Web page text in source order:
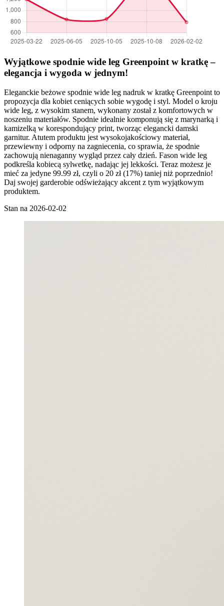
Wyjątkowe spodnie wide leg Greenpoint w kratkę –
elegancja i wygoda w jednym!
Eleganckie beżowe spodnie wide leg nadruk w kratkę Greenpoint to
propozycja dla kobiet ceniących sobie wygodę i styl. Model o kroju
wide leg, z wysokim stanem, wykonany został z komfortowych w
noszeniu materiałów. Spodnie idealnie komponują się z marynarką i
kamizelką w korespondujący print, tworząc elegancki damski
garnitur. Atutem produktu jest wysokojakościowy materiał,
przewiewny i odporny na zagniecenia, co sprawia, że spodnie
zachowują nienaganny wygląd przez cały dzień. Fason wide leg
podkreśla kobiecą sylwetkę, nadając jej lekkości. Teraz możesz je
mieć za jedyne 99.99 zł, czyli o 20 zł (17%) taniej niż poprzednio!
Daj swojej garderobie odświeżający akcent z tym wyjątkowym
produktem.
Stan na 2026-02-02